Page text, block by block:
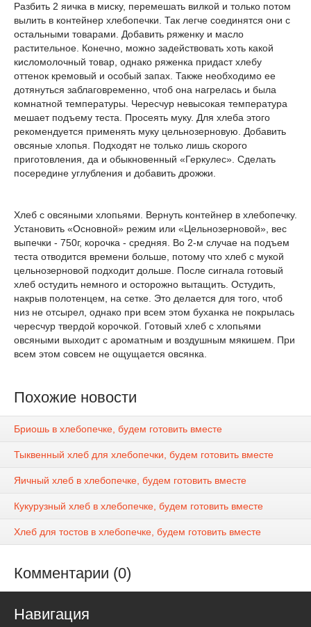
Разбить 2 яичка в миску, перемешать вилкой и только потом
вылить в контейнер хлебопечки. Так легче соединятся они с
остальными товарами. Добавить ряженку и масло
растительное. Конечно, можно задействовать хоть какой
кисломолочный товар, однако ряженка придаст хлебу
оттенок кремовый и особый запах. Также необходимо ее
дотянуться заблаговременно, чтоб она нагрелась и была
комнатной температуры. Чересчур невысокая температура
мешает подъему теста. Просеять муку. Для хлеба этого
рекомендуется применять муку цельнозерновую. Добавить
овсяные хлопья. Подходят не только лишь скорого
приготовления, да и обыкновенный «Геркулес». Сделать
посередине углубления и добавить дрожжи.
Хлеб с овсяными хлопьями. Вернуть контейнер в хлебопечку.
Установить «Основной» режим или «Цельнозерновой», вес
выпечки - 750г, корочка - средняя. Во 2-м случае на подъем
теста отводится времени больше, потому что хлеб с мукой
цельнозерновой подходит дольше. После сигнала готовый
хлеб остудить немного и осторожно вытащить. Остудить,
накрыв полотенцем, на сетке. Это делается для того, чтоб
низ не отсырел, однако при всем этом буханка не покрылась
чересчур твердой корочкой. Готовый хлеб с хлопьями
овсяными выходит с ароматным и воздушным мякишем. При
всем этом совсем не ощущается овсянка.
Похожие новости
Бриошь в хлебопечке, будем готовить вместе
Тыквенный хлеб для хлебопечки, будем готовить вместе
Яичный хлеб в хлебопечке, будем готовить вместе
Кукурузный хлеб в хлебопечке, будем готовить вместе
Хлеб для тостов в хлебопечке, будем готовить вместе
Комментарии (0)
Навигация